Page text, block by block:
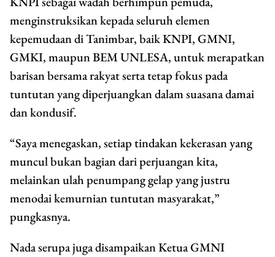
menginstruksikan kepada seluruh elemen
kepemudaan di Tanimbar, baik KNPI, GMNI,
GMKI, maupun BEM UNLESA, untuk merapatkan
barisan bersama rakyat serta tetap fokus pada
tuntutan yang diperjuangkan dalam suasana damai
dan kondusif.
“Saya menegaskan, setiap tindakan kekerasan yang
muncul bukan bagian dari perjuangan kita,
melainkan ulah penumpang gelap yang justru
menodai kemurnian tuntutan masyarakat,”
pungkasnya.
Nada serupa juga disampaikan Ketua GMNI